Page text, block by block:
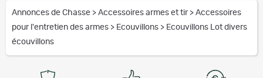
Annonces de Chasse > Accessoires armes et tir > Accessoires
pour l'entretien des armes > Ecouvillons > Ecouvillons Lot divers
écouvillons